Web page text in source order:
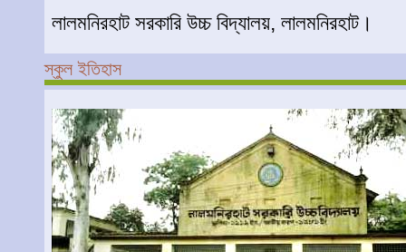
লালমনিরহাট সরকারি উচ্চ বিদ্যালয়, লালমনিরহাট।
স্কুল ইতিহাস